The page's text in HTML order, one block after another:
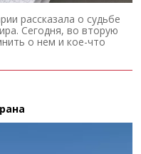
рассказала о судьбе
Сегодня, во вторую
о нем и кое-что